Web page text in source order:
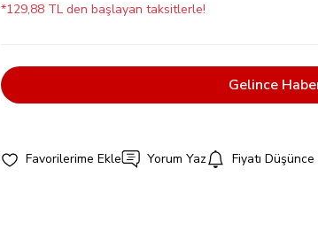
*129,88 TL den başlayan taksitlerle!
Gelince
Yorum Yaz Fiyatı